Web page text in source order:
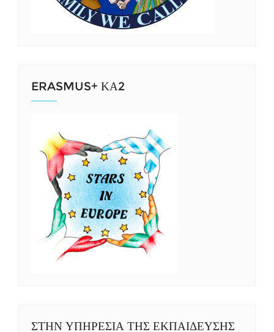
ERASMUS+ ΚΑ2
ΣΤΗΝ ΥΠΗΡΕΣΙΑ ΤΗΣ ΕΚΠΑΙΔΕΥΣΗΣ